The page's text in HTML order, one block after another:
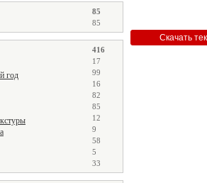
85
85
416
17
год 99
16
82
85
12
9
58
5
33